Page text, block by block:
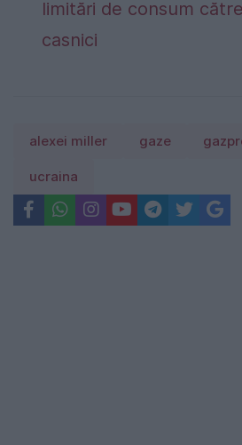
limitări de consum
casnici
alexei miller gaze
ucraina